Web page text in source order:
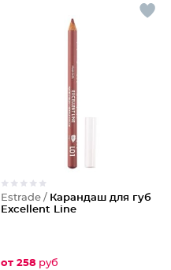
Estrade / Карандаш для губ
Excellent Line
от 258 руб